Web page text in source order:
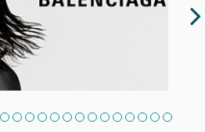
1011121314151617181920212223